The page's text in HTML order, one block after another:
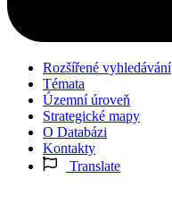
Rozšířené vyhledávání
Témata
Územní úroveň
Strategické mapy
O Databázi
Kontakty
Translate